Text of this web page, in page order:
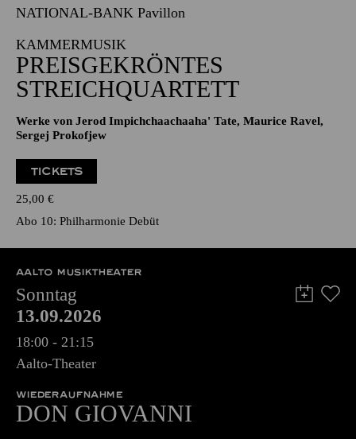
NATIONAL-BANK Pavillon
KAMMERMUSIK
PREISGEKRÖNTES
STREICHQUARTETT
Werke von Jerod Impichchaachaaha' Tate, Maurice Ravel,
Sergej Prokofjew
TICKETS
25,00 €
Abo 10: Philharmonie Debüt
AALTO MUSIKTHEATER
Sonntag
13.09.2026
18:00 - 21:15
Aalto-Theater
WIEDERAUFNAHME
DON GIO­VANNI